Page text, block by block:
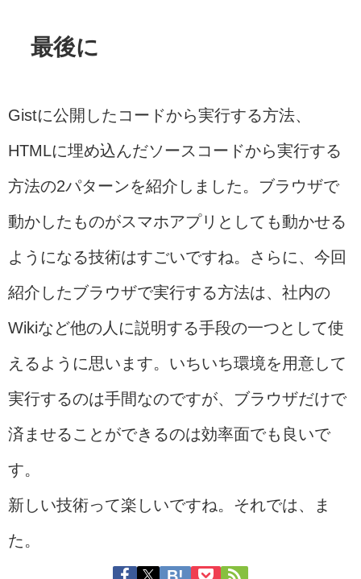
最後に
Gistに公開したコードから実行する方法、
HTMLに埋め込んだソースコードから実行する
方法の2パターンを紹介しました。ブラウザで
動かしたものがスマホアプリとしても動かせる
ようになる技術はすごいですね。さらに、今回
紹介したブラウザで実行する方法は、社内の
Wikiなど他の人に説明する手段の一つとして使
えるように思います。いちいち環境を用意して
実行するのは手間なのですが、ブラウザだけで
済ませることができるのは効率面でも良いで
す。
新しい技術って楽しいですね。それでは、ま
た。